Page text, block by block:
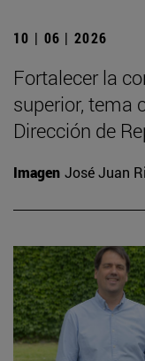
10 | 06 | 2026
Fortalecer la
superior, tema
Dirección de
Imagen José Juan